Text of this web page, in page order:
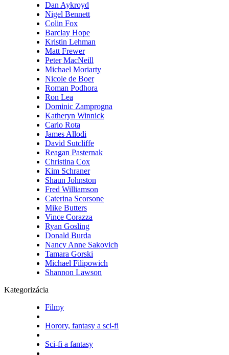
Dan Aykroyd
Nigel Bennett
Colin Fox
Barclay Hope
Kristin Lehman
Matt Frewer
Peter MacNeill
Michael Moriarty
Nicole de Boer
Roman Podhora
Ron Lea
Dominic Zamprogna
Katheryn Winnick
Carlo Rota
James Allodi
David Sutcliffe
Reagan Pasternak
Christina Cox
Kim Schraner
Shaun Johnston
Fred Williamson
Caterina Scorsone
Mike Butters
Vince Corazza
Ryan Gosling
Donald Burda
Nancy Anne Sakovich
Tamara Gorski
Michael Filipowich
Shannon Lawson
Kategorizácia
Filmy
Horory, fantasy a sci-fi
Sci-fi a fantasy